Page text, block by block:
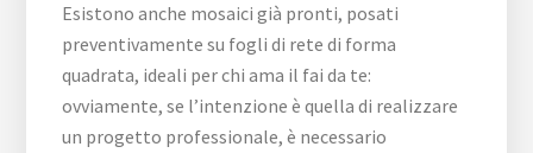
Esistono anche mosaici già pronti, posati
preventivamente su fogli di rete di forma
quadrata, ideali per chi ama il fai da te:
ovviamente, se l’intenzione è quella di realizzare
un progetto professionale, è necessario